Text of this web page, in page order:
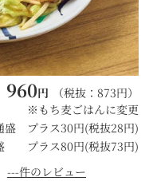
960円 （税抜：873円）
※もち麦ごはんに変更
盛 プラス30円(税抜28円)
プラス80円(税抜73円)
---件のレビュー